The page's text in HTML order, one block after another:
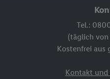
Tel.:
(täglich von
Kostenfrei aus
Kontakt und